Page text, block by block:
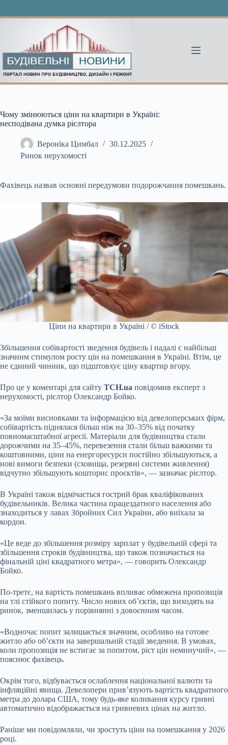
Чому змінюються ціни на квартири в Україні:
несподівана думка рієлтора
Вероніка Цимбал
30.12.2025
Ринок нерухомості
Фахівець назвав основні передумови подорожчання помешкань.
Ціни на квартири в Україні / © iStock
Збільшення собівартості зведення будівель і надалі є найбільш
значним стимулом росту цін на помешкання в Україні. Втім, це
не єдиний чинник, що підштовхує ціну квартир вгору.
Про це у коментарі для сайту ТСН.ua повідомив експерт з
нерухомості, рієлтор Олександр Бойко.
«За моїми висновками та інформацією від девелоперських фірм,
собівартість піднялася більш ніж на 30–35% від початку
повномасштабної агресії. Матеріали для будівництва стали
дорожчими на 35–45%, перевезення стали більш важкими та
коштовними, ціни на енергоресурси постійно збільшуються, а
нові вимоги безпеки (сховища, резервні системи живлення)
відчутно збільшують кошторис проєктів», — зазначає рієлтор.
В Україні також відмічається гострий брак кваліфікованих
будівельників. Велика частина працездатного населення або
знаходиться у лавах Збройних Сил України, або виїхала за
кордон.
«Це веде до збільшення розміру зарплат у будівельній сфері та
збільшення строків будівництва, що також позначається на
фінальній ціні квадратного метра», — говорить Олександр
Бойко.
По-третє, на вартість помешкань впливає обмежена пропозиція
на тлі стійкого попиту. Число нових об’єктів, що виходять на
ринок, зменшилась у порівнянні з довоєнним часом.
«Водночас попит залишається значним, особливо на готове
житло або об’єкти на завершальній стадії зведення. В умовах,
коли пропозиція не встигає за попитом, ріст цін неминучий», —
пояснює фахівець.
Окрім того, відбувається ослаблення національної валюти та
інфляційні явища. Девелопери прив’язують вартість квадратного
метра до долара США, тому будь-яке коливання курсу гривні
автоматично відображається на гривневих цінах на житло.
Раніше ми повідомляли, чи зростуть ціни на помешкання у 2026
році.